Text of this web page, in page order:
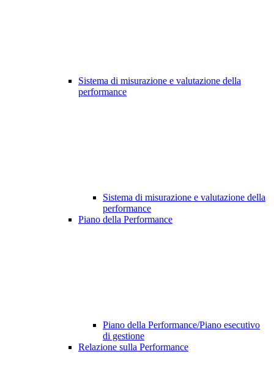
Sistema di misurazione e valutazione della
performance
Sistema di misurazione e valutazione della
performance
Piano della Performance
Piano della Performance/Piano esecutivo
di gestione
Relazione sulla Performance